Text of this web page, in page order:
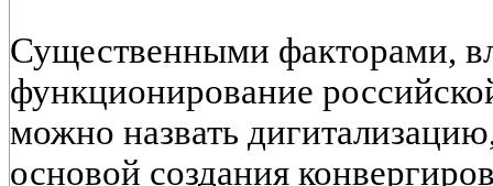
Существенными факторами,
функционирование
можно назвать
основой создания